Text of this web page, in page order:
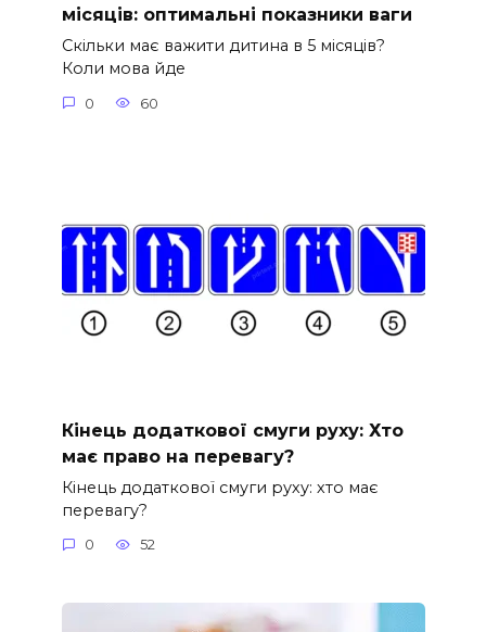
місяців: оптимальні показники ваги
Скільки має важити дитина в 5 місяців?
Коли мова йде
0 60
Кінець додаткової смуги руху: Хто
має право на перевагу?
Кінець додаткової смуги руху: хто має
перевагу?
0 52